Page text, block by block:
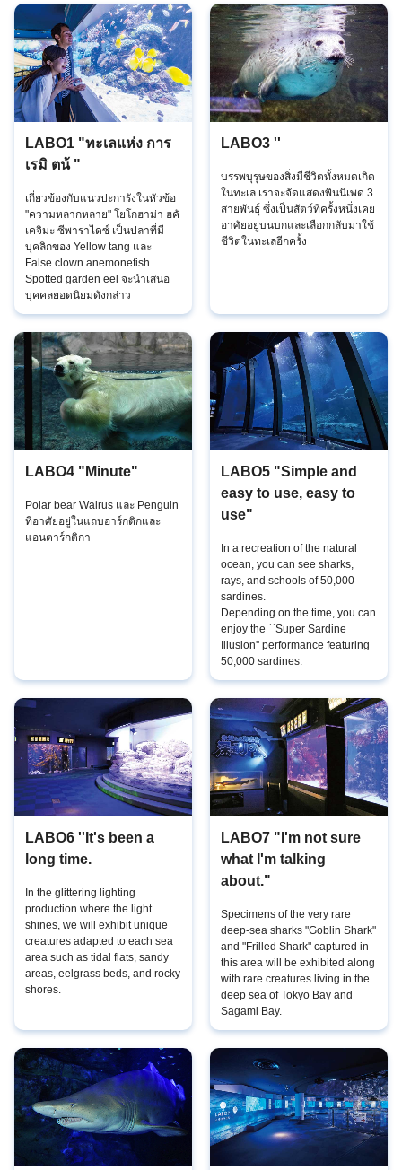
LABO1 "ทะเลแห่ง การ
เรมิ ตน้ "
เกี่ยวข้องกับแนวปะการังในหัวข้อ
"ความหลากหลาย" โยโกฮาม่า ฮคั
เคจิมะ ซีพาราไดซ์ เป็นปลาที่มี
บุคลิกของ Yellow tang และ
False clown anemonefish
Spotted garden eel จะนำเสนอ
บุคคลยอดนิยมดังกล่าว
LABO3 ''
บรรพบุรุษของสิ่งมีชีวิตทั้งหมดเกิด
ในทะเล เราจะจัดแสดงพินนิเพด 3
สายพันธุ์ ซึ่งเป็นสัตว์ที่ครั้งหนึ่งเคย
อาศัยอยู่บนบกและเลือกกลับมาใช้
ชีวิตในทะเลอีกครั้ง
LABO4 "Minute"
Polar bear Walrus และ Penguin
ที่อาศัยอยู่ในแถบอาร์กติกและ
แอนตาร์กติกา
LABO5 "Simple and
easy to use, easy to
use"
In a recreation of the natural
ocean, you can see sharks,
rays, and schools of 50,000
sardines.
Depending on the time, you can
enjoy the ``Super Sardine
Illusion'' performance featuring
50,000 sardines.
LABO6 ''It's been a
long time.
In the glittering lighting
production where the light
shines, we will exhibit unique
creatures adapted to each sea
area such as tidal flats, sandy
areas, eelgrass beds, and rocky
shores.
LABO7 "I'm not sure
what I'm talking
about."
Specimens of the very rare
deep-sea sharks "Goblin Shark"
and "Frilled Shark" captured in
this area will be exhibited along
with rare creatures living in the
deep sea of Tokyo Bay and
Sagami Bay.